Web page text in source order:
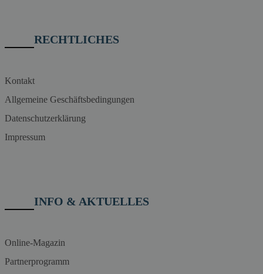
RECHTLICHES
Kontakt
Allgemeine Geschäftsbedingungen
Datenschutzerklärung
Impressum
INFO & AKTUELLES
Online-Magazin
Partnerprogramm